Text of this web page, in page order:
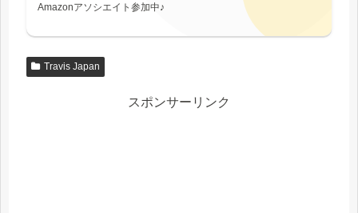
Amazonアソシエイト参加中♪
Travis Japan
スポンサーリンク